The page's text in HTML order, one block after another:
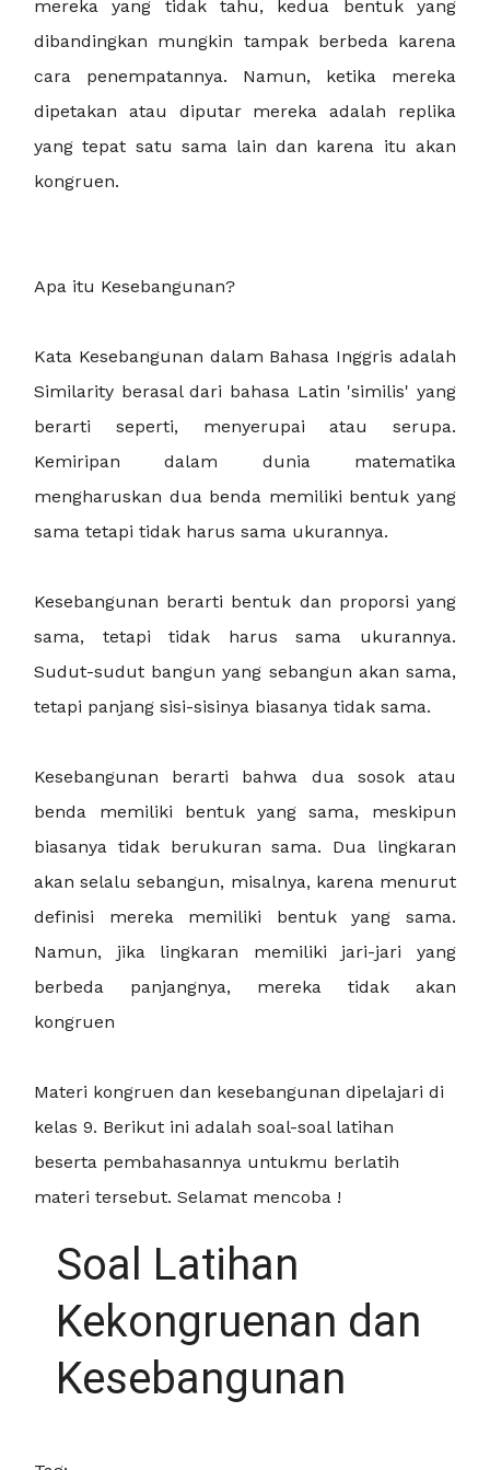
mereka yang tidak tahu, kedua bentuk yang
dibandingkan mungkin tampak berbeda karena
cara penempatannya. Namun, ketika mereka
dipetakan atau diputar mereka adalah replika
yang tepat satu sama lain dan karena itu akan
kongruen.
Apa itu Kesebangunan?
Kata Kesebangunan dalam Bahasa Inggris adalah
Similarity berasal dari bahasa Latin 'similis' yang
berarti seperti, menyerupai atau serupa.
Kemiripan dalam dunia matematika
mengharuskan dua benda memiliki bentuk yang
sama tetapi tidak harus sama ukurannya.
Kesebangunan berarti bentuk dan proporsi yang
sama, tetapi tidak harus sama ukurannya.
Sudut-sudut bangun yang sebangun akan sama,
tetapi panjang sisi-sisinya biasanya tidak sama.
Kesebangunan berarti bahwa dua sosok atau
benda memiliki bentuk yang sama, meskipun
biasanya tidak berukuran sama. Dua lingkaran
akan selalu sebangun, misalnya, karena menurut
definisi mereka memiliki bentuk yang sama.
Namun, jika lingkaran memiliki jari-jari yang
berbeda panjangnya, mereka tidak akan
kongruen
Materi kongruen dan kesebangunan dipelajari di
kelas 9. Berikut ini adalah soal-soal latihan
beserta pembahasannya untukmu berlatih
materi tersebut. Selamat mencoba !
Soal Latihan
Kekongruenan dan
Kesebangunan